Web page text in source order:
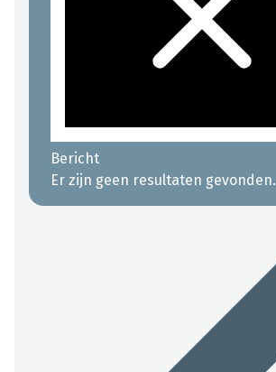
Bericht
Er zijn geen resultaten gevonden.